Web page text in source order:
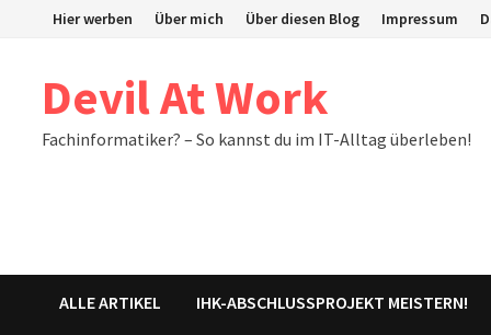
Hier werben Über mich Über diesen Blog Impressum
Devil At Work
Fachinformatiker? – So kannst du im IT-Alltag überleben!
ALLE ARTIKEL IHK-ABSCHLUSSPROJEKT MEISTERN!